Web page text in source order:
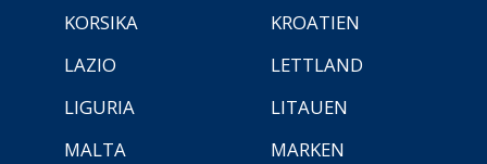
KORSIKA
KROATIEN
LAZIO
LETTLAND
LIGURIA
LITAUEN
MALTA
MARKEN